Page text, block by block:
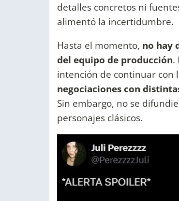
detalles concretos ni
alimentó la incertidumbre.
Hasta el momento, no hay
del equipo de producción.
intención de continuar con
negociaciones con
Sin embargo, no se
personajes clásicos.